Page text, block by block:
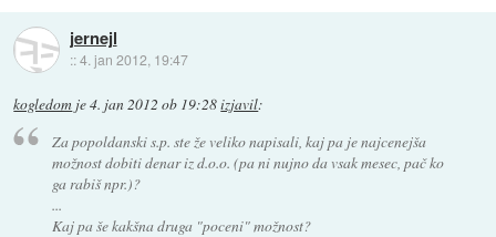
jernejl
::4. jan 2012, 19:47
kogledom je4. jan 2012 ob 19:28izjavil:
Za popoldanski s.p. ste že veliko napisali, kaj pa je najcenejša
možnost dobiti denar iz d.o.o. (pa ni nujno da vsak mesec, pač ko
ga rabiš npr.)?
...
Kaj pa še kakšna druga "poceni" možnost?